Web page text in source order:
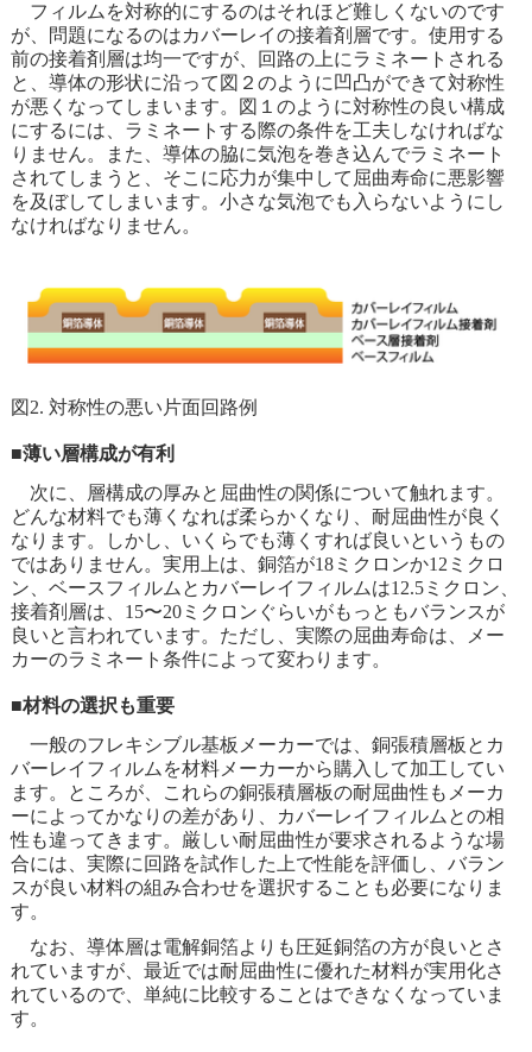
フィルムを対称的にするのはそれほど難しくないのです
が、問題になるのはカバーレイの接着剤層です。使用する
前の接着剤層は均一ですが、回路の上にラミネートされる
と、導体の形状に沿って図２のように凹凸ができて対称性
が悪くなってしまいます。図１のように対称性の良い構成
にするには、ラミネートする際の条件を工夫しなければな
りません。また、導体の脇に気泡を巻き込んでラミネート
されてしまうと、そこに応力が集中して屈曲寿命に悪影響
を及ぼしてしまいます。小さな気泡でも入らないようにし
なければなりません。
図2. 対称性の悪い片面回路例
■薄い層構成が有利
次に、層構成の厚みと屈曲性の関係について触れます。
どんな材料でも薄くなれば柔らかくなり、耐屈曲性が良く
なります。しかし、いくらでも薄くすれば良いというもの
ではありません。実用上は、銅箔が18ミクロンか12ミクロ
ン、ベースフィルムとカバーレイフィルムは12.5ミクロン、
接着剤層は、15〜20ミクロンぐらいがもっともバランスが
良いと言われています。ただし、実際の屈曲寿命は、メー
カーのラミネート条件によって変わります。
■材料の選択も重要
一般のフレキシブル基板メーカーでは、銅張積層板とカ
バーレイフィルムを材料メーカーから購入して加工してい
ます。ところが、これらの銅張積層板の耐屈曲性もメーカ
ーによってかなりの差があり、カバーレイフィルムとの相
性も違ってきます。厳しい耐屈曲性が要求されるような場
合には、実際に回路を試作した上で性能を評価し、バラン
スが良い材料の組み合わせを選択することも必要になりま
す。
なお、導体層は電解銅箔よりも圧延銅箔の方が良いとさ
れていますが、最近では耐屈曲性に優れた材料が実用化さ
れているので、単純に比較することはできなくなっていま
す。